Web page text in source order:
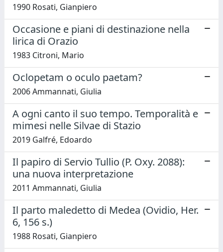
1990 Rosati, Gianpiero
Occasione e piani di destinazione nella
lirica di Orazio
1983 Citroni, Mario
Oclopetam o oculo paetam?
2006 Ammannati, Giulia
A ogni canto il suo tempo. Temporalità e
mimesi nelle Silvae di Stazio
2019 Galfré, Edoardo
Il papiro di Servio Tullio (P. Oxy. 2088):
una nuova interpretazione
2011 Ammannati, Giulia
Il parto maledetto di Medea (Ovidio, Her.
6, 156 s.)
1988 Rosati, Gianpiero